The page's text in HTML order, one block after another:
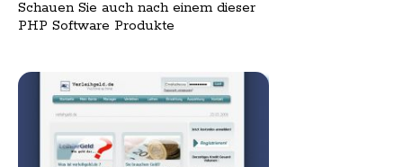
Schauen Sie auch nach einem dieser
PHP Software Produkte